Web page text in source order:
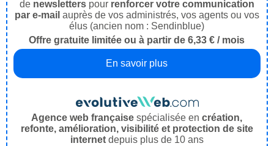
de newsletters pour renforcer votre communication
par e-mail auprès de vos administrés, vos agents ou vos
élus (ancien nom : Sendinblue)
Offre gratuite limitée ou à partir de 6,33 € / mois
En savoir plus
Agence web française spécialisée encréation,
refonte, amélioration, visibilité et protection de site
internet depuis plus de 10 ans